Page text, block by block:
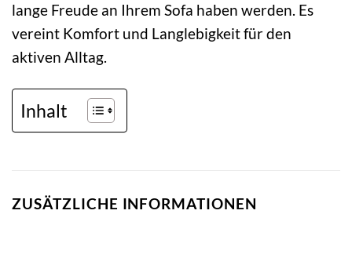
lange Freude an Ihrem Sofa haben werden. Es
vereint Komfort und Langlebigkeit für den
aktiven Alltag.
Inhalt
ZUSÄTZLICHE INFORMATIONEN